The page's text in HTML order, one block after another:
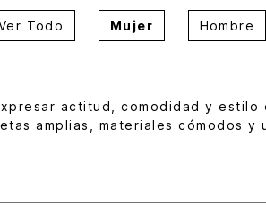
Todo Mujer Hombre
actitud, comodidad y
amplias, materiales cómodos y